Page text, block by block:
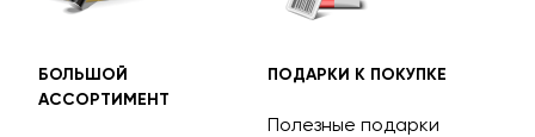
БОЛЬШОЙ
АССОРТИМЕНТ
ПОДАРКИ К ПОКУПКЕ
Полезные подарки